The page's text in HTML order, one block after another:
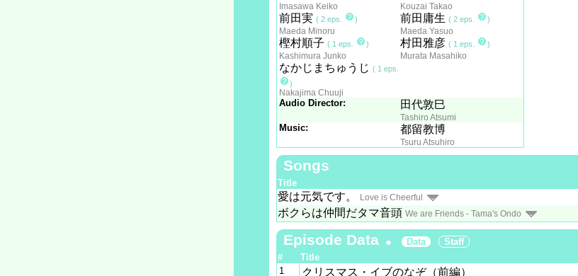
Imasawa Keiko
前田実 ( 2 eps. )
Maeda Minoru
樫村順子 ( 1 eps. )
Kashimura Junko
なかじまちゅうじ ( 1 eps.
)
Nakajima Chuuji
Kouzai Takao
前田庸生 ( 2 eps. )
Maeda Yasuo
村田雅彦 ( 1 eps. )
Murata Masahiko
Audio Director: 田代敦巳
Tashiro Atsumi
Music: 都留教博
Tsuru Atsuhiro
Songs
Title
愛は元気です。 Love is Cheerful
ボクらは仲間だタマ音頭 We are Friends - Tama's Ondo
Episode Data Data
Staff
#
Title
1
クリスマス・イブのなぞ（前編）